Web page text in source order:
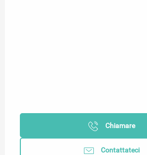
Chiamare
Contattateci